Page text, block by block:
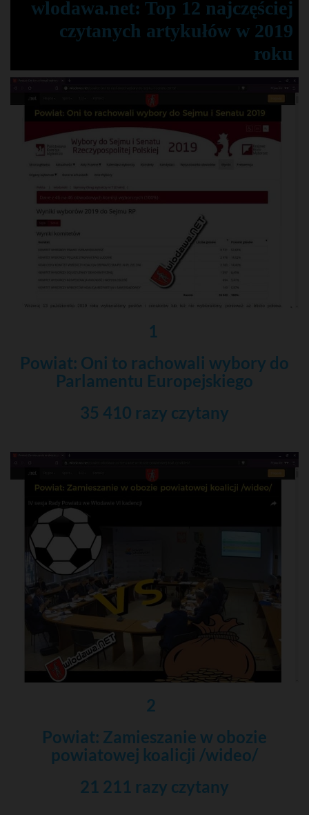
wlodawa.net: Top 12 najczęściej
czytanych artykułów w 2019
roku
1
Powiat: Oni to rachowali wybory do
Parlamentu Europejskiego
35 410 razy czytany
2
Powiat: Zamieszanie w obozie
powiatowej koalicji /wideo/
21 211 razy czytany